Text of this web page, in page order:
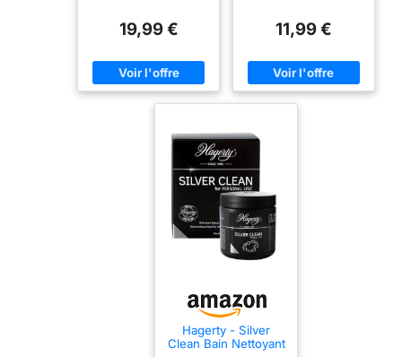
19,99 € 11,99 €
Hagerty - Silver
Clean Bain Nettoyant